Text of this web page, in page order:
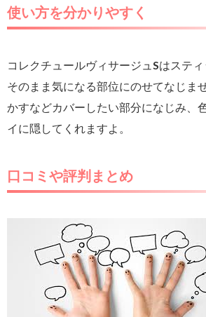
使い方を分かりやすく
コレクチュールヴィサージュSはスティ
そのまま気になる部位にのせてなじま
かすなどカバーしたい部分になじみ、
イに隠してくれますよ。
口コミや評判まとめ